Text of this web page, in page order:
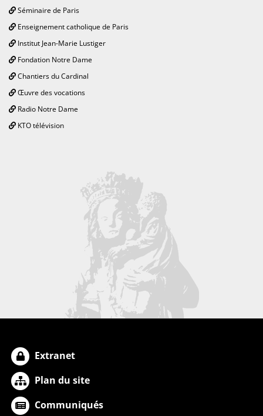
Séminaire de Paris
Enseignement catholique de Paris
Institut Jean-Marie Lustiger
Fondation Notre Dame
Chantiers du Cardinal
Œuvre des vocations
Radio Notre Dame
KTO télévision
Extranet
Plan du site
Communiqués